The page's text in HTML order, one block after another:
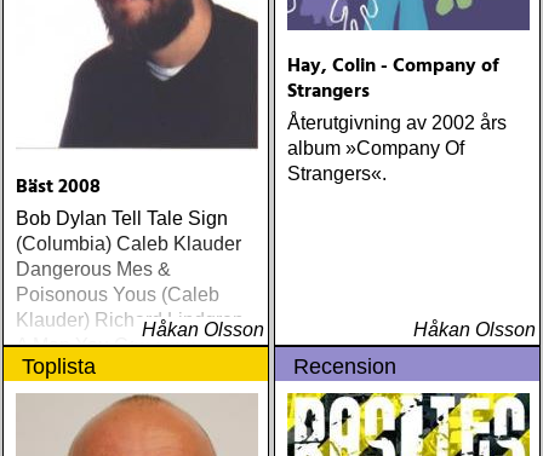
Bäst 2008
Bob Dylan Tell Tale Sign
(Columbia) Caleb Klauder
Dangerous Mes &
Poisonous Yous (Caleb
Klauder) Richard Lindgren
A Man You Can Hate
(Rootsy
Håkan Olsson
Hay, Colin - Company of
Strangers
Återutgivning av 2002 års
album »Company Of
Strangers«.
Håkan Olsson
Toplista Recension